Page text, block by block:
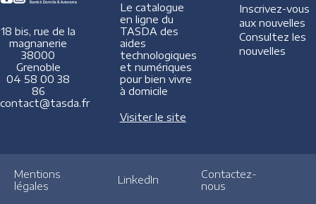
18 bis, rue de la
magnanerie
38000
Grenoble
04 58 00 38
86
contact@tasda.fr
Le catalogue
en ligne du
TASDA des
aides
technologiques
et numériques
pour bien vivre
à domicile
Visiter le site
Inscrivez-vous
aux nouvelles
Consultez les
nouvelles
Mentions
légales
LinkedIn
Contactez-
nous